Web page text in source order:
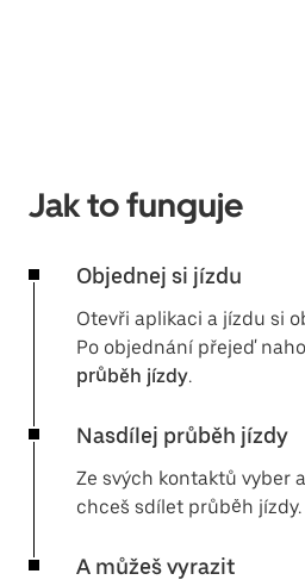
Jak to funguje
Objednej si jízdu
Otevři aplikaci a jízdu si
Po objednání přejeď
průběh jízdy.
Nasdílej průběh jízdy
Ze svých kontaktů vyber
chceš sdílet průběh jízdy.
A můžeš vyrazit